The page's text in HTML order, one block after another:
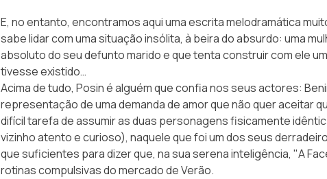
E, no entanto, encontramos aqui uma escrita melodramática
sabe lidar com uma situação insólita, à beira do absurdo: uma
absoluto do seu defunto marido e que tenta construir com ele
tivesse existido…
Acima de tudo, Posin é alguém que confia nos seus actores:
representação de uma demanda de amor que não quer aceitar
difícil tarefa de assumir as duas personagens fisicamente
vizinho atento e curioso), naquele que foi um dos seus
que suficientes para dizer que, na sua serena inteligência, "A
rotinas compulsivas do mercado de Verão.